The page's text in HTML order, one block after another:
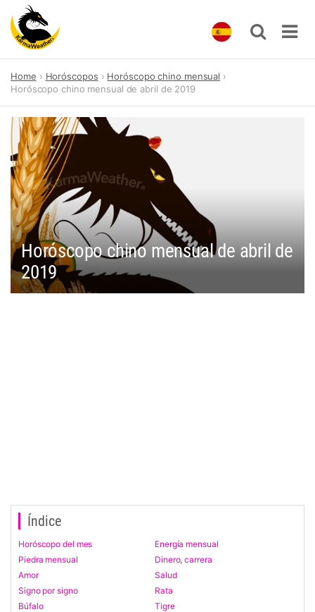
content
Home Horóscopos
Horóscopo chino mensual
Horóscopo chino mensual de abril de 2019
Horóscopo chino mensual de abril de
2019
Índice
Horóscopo del mes
Energía mensual
Piedra mensual
Dinero, carrera
Amor
Salud
Signo por signo
Rata
Búfalo
Tigre